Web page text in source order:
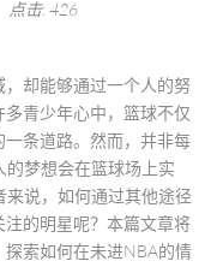
点击: 426
却能够通过一个人的努
青少年心中，篮球不仅
条道路。然而，并非每
梦想会在篮球场上实
说，如何通过其他途径
的明星呢？本篇文章将
索如何在未进NBA的情